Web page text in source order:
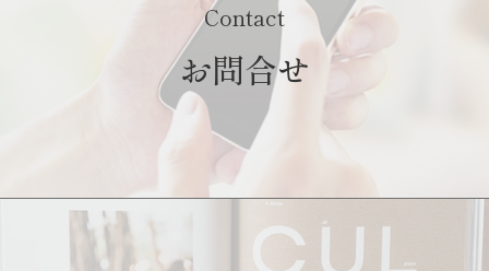
Contact
お問合せ